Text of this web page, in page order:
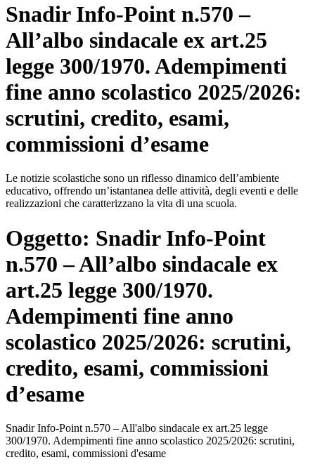
Snadir Info-Point n.570 –
All’albo sindacale ex art.25
legge 300/1970. Adempimenti
fine anno scolastico 2025/2026:
scrutini, credito, esami,
commissioni d’esame
Le notizie scolastiche sono un riflesso dinamico dell’ambiente
educativo, offrendo un’istantanea delle attività, degli eventi e delle
realizzazioni che caratterizzano la vita di una scuola.
Oggetto: Snadir Info-Point
n.570 – All’albo sindacale ex
art.25 legge 300/1970.
Adempimenti fine anno
scolastico 2025/2026: scrutini,
credito, esami, commissioni
d’esame
Snadir Info-Point n.570 – All'albo sindacale ex art.25 legge
300/1970. Adempimenti fine anno scolastico 2025/2026: scrutini,
credito, esami, commissioni d'esame